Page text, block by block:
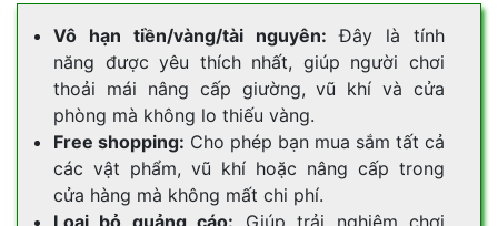
Vô hạn tiền/vàng/tài nguyên: Đây là tính
năng được yêu thích nhất, giúp người chơi
thoải mái nâng cấp giường, vũ khí và cửa
phòng mà không lo thiếu vàng.
Free shopping: Cho phép bạn mua sắm tất cả
các vật phẩm, vũ khí hoặc nâng cấp trong
cửa hàng mà không mất chi phí.
Loại bỏ quảng cáo: Giúp trải nghiệm chơi